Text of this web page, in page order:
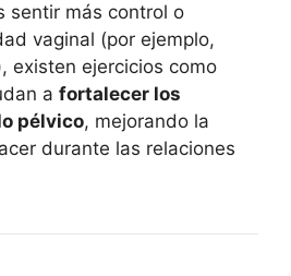
sentir más control o
vaginal (por ejemplo,
existen ejercicios como
a fortalecer los
pélvico, mejorando la
durante las relaciones